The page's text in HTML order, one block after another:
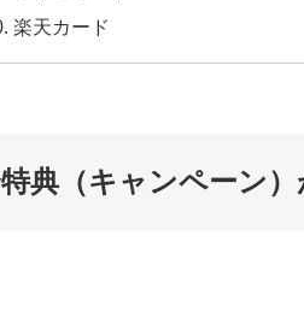
楽天カード
典（キャンペーン